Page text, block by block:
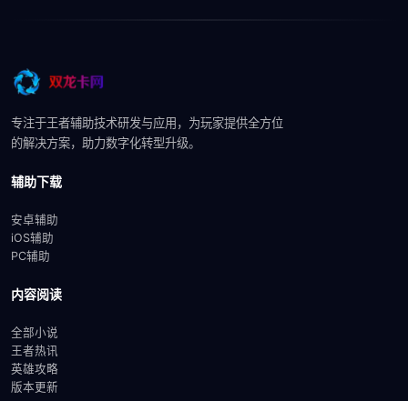
专注于王者辅助技术研发与应用，为玩家提供全方位
的解决方案，助力数字化转型升级。
辅助下载
安卓辅助
iOS辅助
PC辅助
内容阅读
全部小说
王者热讯
英雄攻略
版本更新